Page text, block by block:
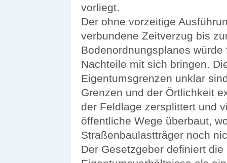
vorliegt.
Der ohne vorzeitige
verbundene Zeitverzug bis
Bodenordnungsplanes
Nachteile mit sich bringen.
Eigentumsgrenzen unklar
Grenzen und der Örtlichkeit
der Feldlage zersplittert und
öffentliche Wege überbaut,
Straßenbaulastträger noch
Der Gesetzgeber definiert